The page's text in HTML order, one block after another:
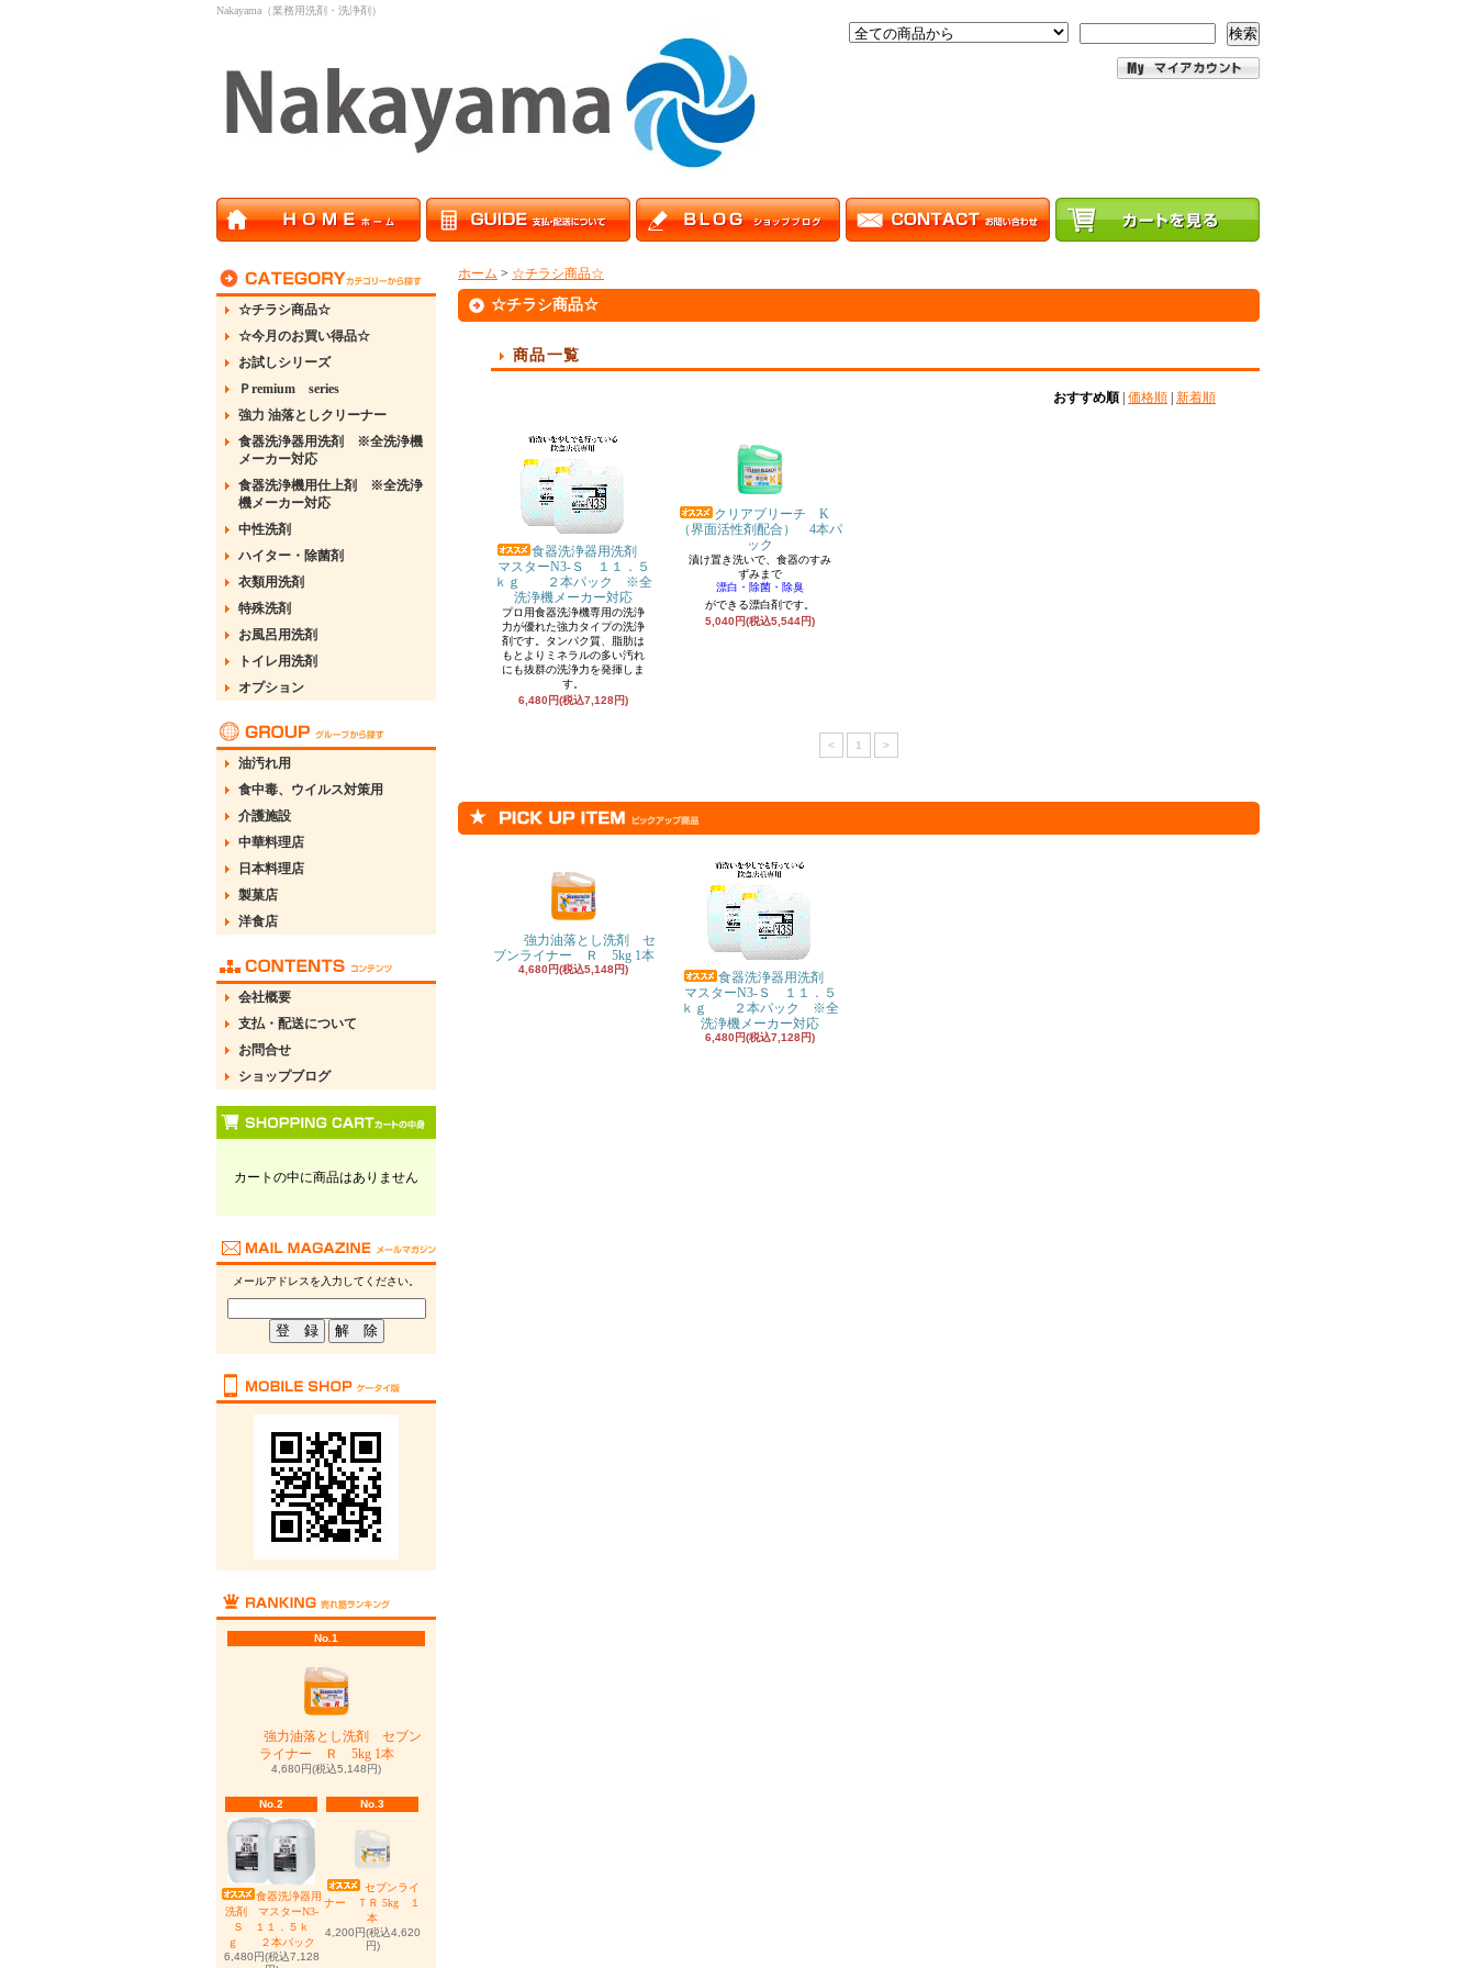
Nakayama（業務用洗剤・洗浄剤）
検索
☆チラシ商品☆
☆今月のお買い得品☆
お試しシリーズ
Ｐremium series
強力 油落としクリーナー
食器洗浄器用洗剤 ※全洗浄機
メーカー対応
食器洗浄機用仕上剤 ※全洗浄
機メーカー対応
中性洗剤
ハイター・除菌剤
衣類用洗剤
特殊洗剤
お風呂用洗剤
トイレ用洗剤
オプション
油汚れ用
食中毒、ウイルス対策用
介護施設
中華料理店
日本料理店
製菓店
洋食店
会社概要
支払・配送について
お問合せ
ショップブログ
カートの中に商品はありません
メールアドレスを入力してください。
No.1
強力油落とし洗剤 セブン
ライナー Ｒ 5kg 1本
4,680円(税込5,148円)
No.2
食器洗浄器用
洗剤 マスターN3-
Ｓ １１．５ｋ
ｇ ２本パック
6,480円(税込7,128
No.3
セブンライ
ナー ＴＲ 5kg １
本
4,200円(税込4,620
円)
ホーム > ☆チラシ商品☆
☆チラシ商品☆
商品一覧
おすすめ順 価格順 新着順
食器洗浄器用洗剤
マスターN3-Ｓ １１．５
ｋｇ ２本パック ※全
洗浄機メーカー対応
プロ用食器洗浄機専用の洗浄
力が優れた強力タイプの洗浄
剤です。タンパク質、脂肪は
もとよりミネラルの多い汚れ
にも抜群の洗浄力を発揮しま
す。
6,480円(税込7,128円)
クリアブリーチ K
（界面活性剤配合） 4本パ
ック
漬け置き洗いで、食器のすみ
ずみまで
漂白・除菌・除臭
ができる漂白剤です。
5,040円(税込5,544円)
< 1 >
強力油落とし洗剤 セ
ブンライナー Ｒ 5kg 1本
4,680円(税込5,148円)
食器洗浄器用洗剤
マスターN3-Ｓ １１．５
ｋｇ ２本パック ※全
洗浄機メーカー対応
6,480円(税込7,128円)